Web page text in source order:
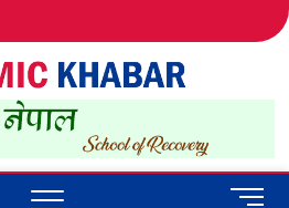
IN NEPAL
M